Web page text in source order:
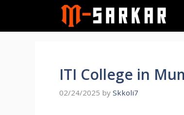
content
ITI College in
02/24/2025 by Skkoli7